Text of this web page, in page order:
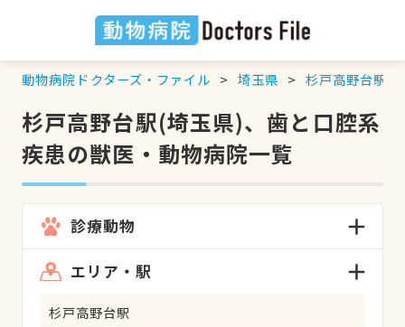
動物病院ドクターズ・ファイル 埼玉県 杉戸高野台駅
杉戸高野台駅(埼玉県)、歯と口腔系
疾患の獣医・動物病院一覧
診療動物
エリア・駅
杉戸高野台駅